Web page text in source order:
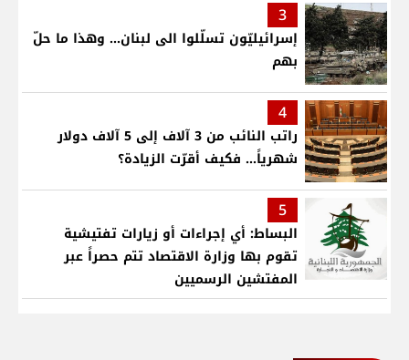
3
إسرائيليّون تسلّلوا الى لبنان... وهذا ما حلّ
بهم
4
راتب النائب من 3 آلاف إلى 5 آلاف دولار
شهرياً... فكيف أقرّت الزيادة؟
5
البساط: أي إجراءات أو زيارات تفتيشية
تقوم بها وزارة الاقتصاد تتم حصراً عبر
المفتشين الرسميين